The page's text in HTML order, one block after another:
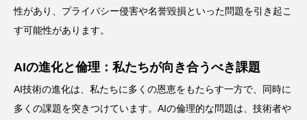
性があり、プライバシー侵害や名誉毀損といった問題を引き起こ
す可能性があります。
AIの進化と倫理：私たちが向き合うべき課題
AI技術の進化は、私たちに多くの恩恵をもたらす一方で、同時に
多くの課題を突きつけています。AIの倫理的な問題は、技術者や